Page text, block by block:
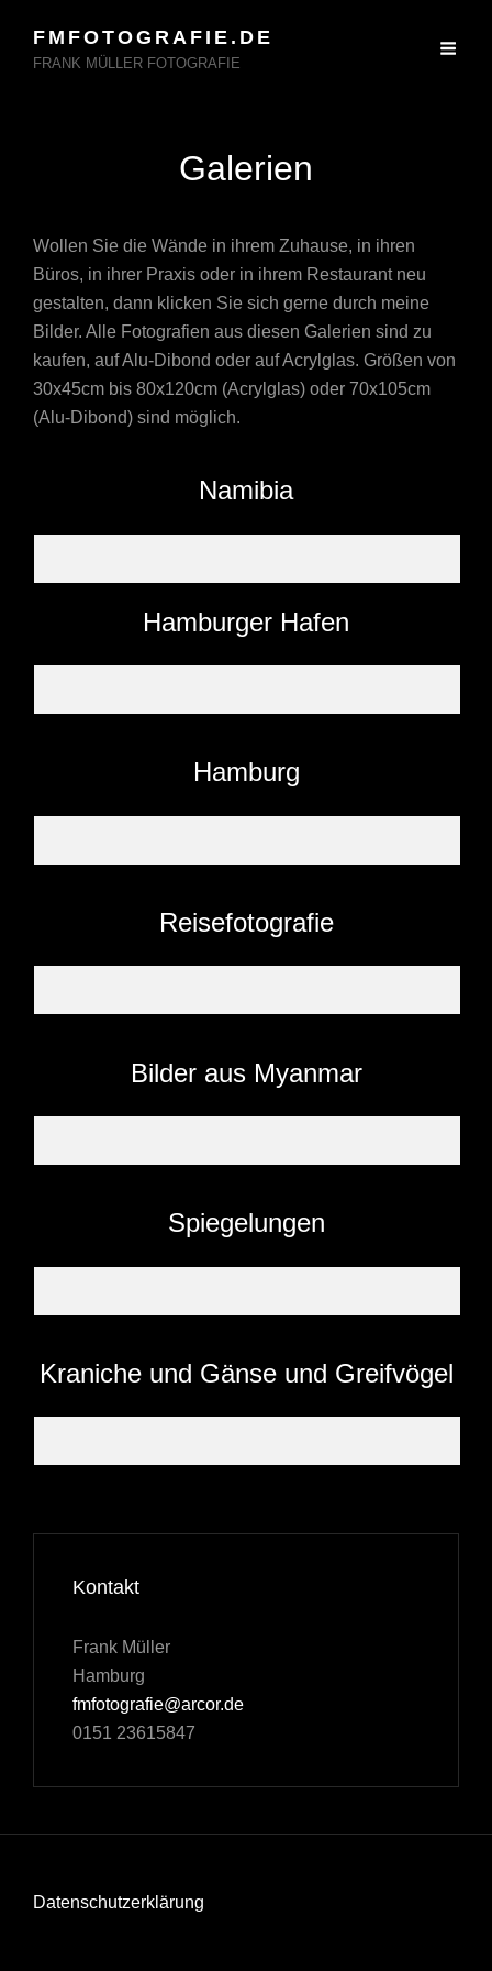
FMFOTOGRAFIE.DE
FRANK MÜLLER FOTOGRAFIE
Galerien
Wollen Sie die Wände in ihrem Zuhause, in ihren
Büros, in ihrer Praxis oder in ihrem Restaurant neu
gestalten, dann klicken Sie sich gerne durch meine
Bilder. Alle Fotografien aus diesen Galerien sind zu
kaufen, auf Alu-Dibond oder auf Acrylglas. Größen von
30x45cm bis 80x120cm (Acrylglas) oder 70x105cm
(Alu-Dibond) sind möglich.
Namibia
Hamburger Hafen
Hamburg
Reisefotografie
Bilder aus Myanmar
Spiegelungen
Kraniche und Gänse und Greifvögel
Kontakt
Frank Müller
Hamburg
fmfotografie@arcor.de
0151 23615847
Datenschutzerklärung